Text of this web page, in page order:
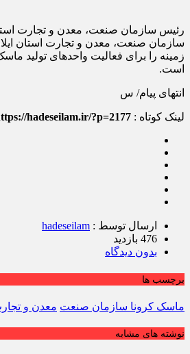
رئیس سازمان صنعت، معدن و تجارت
سازمان صنعت، معدن و تجارت استان ایلام
زمینه را برای فعالیت واحد‌های تولید
است.
انتهای پیام/ س
لینک کوتاه : hadeseilam.ir/?p=2177
ارسال توسط : hadeseilam
476 بازدید
بدون دیدگاه
برچسب ها
ماسک کرونا سازمان صنعت معدن و
نوشته های مشابه